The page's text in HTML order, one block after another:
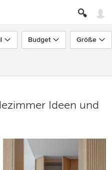
Budget Größe
Ideen und